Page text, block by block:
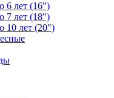
6 лет (16")
7 лет (18")
10 лет (20")